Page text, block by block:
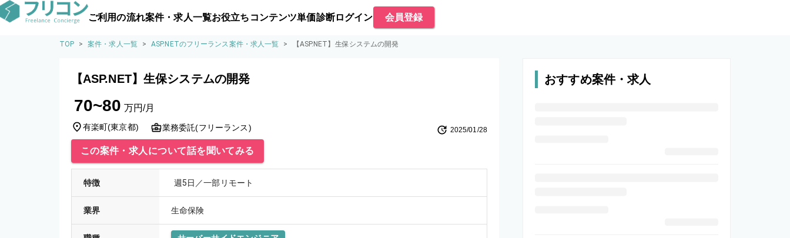
ご利用の流れ案件・求人一覧お役立ちコンテンツ単価診断ログイン 会員登録
TOP > 案件・求人一覧 > ASP.NETのフリーランス案件・求人一覧 > 【ASP.NET】生保システムの開発
【ASP.NET】生保システムの開発
70~80 万円/月
有楽町(東京都) 業務委託(フリーランス) 2025/01/28
この案件・求人について話を聞いてみる
特徴 週5日／一部リモート
業界 生命保険
おすすめ案件・求人